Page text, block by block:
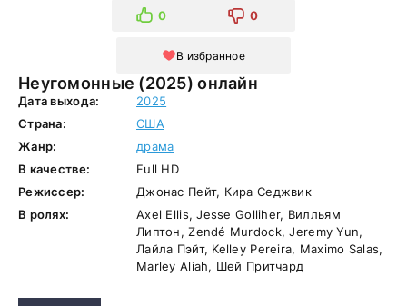
Неугомонные (2025) онлайн
0 0
В избранное
Дата выхода:
2025
Страна:
США
Жанр:
драма
В качестве:
Full HD
Режиссер:
Джонас Пейт, Кира Седжвик
В ролях:
Axel Ellis, Jesse Golliher, Вилльям
Липтон, Zendé Murdock, Jeremy Yun,
Лайла Пэйт, Kelley Pereira, Maximo Salas,
Marley Aliah, Шей Притчард